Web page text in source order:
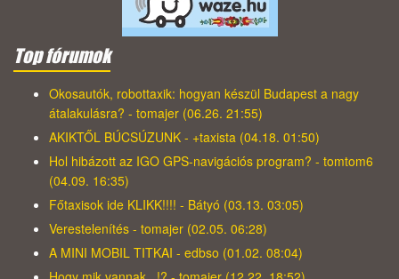
Top fórumok
Okosautók, robottaxik: hogyan készül Budapest a nagy
átalakulásra? - tomajer (06.26. 21:55)
AKIKTŐL BÚCSÚZUNK - +taxista (04.18. 01:50)
Hol hibázott az IGO GPS-navigációs program? - tomtom6
(04.09. 16:35)
Főtaxisok ide KLIKK!!!! - Bátyó (03.13. 03:05)
Verestelenítés - tomajer (02.05. 06:28)
A MINI MOBIL TITKAI - edbso (01.02. 08:04)